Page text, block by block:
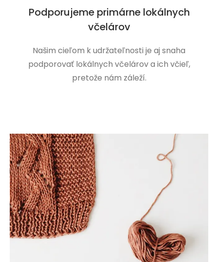
Podporujeme primárne lokálnych
včelárov
Našim cieľom k udržateľnosti je aj snaha
podporovať lokálnych včelárov a ich včieľ,
pretože nám záleží.